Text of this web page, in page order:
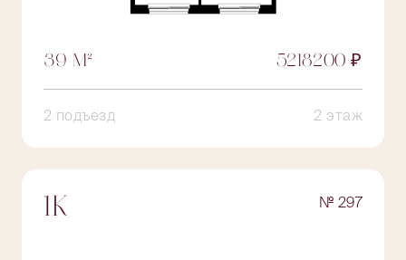
39 М² 5218200 ₽
2 подъезд 2 этаж
1К № 297